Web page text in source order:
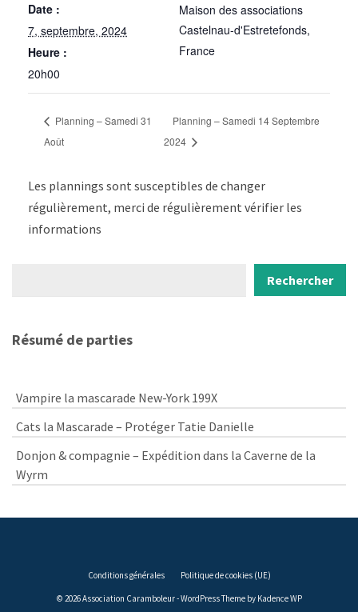
Date :
7, septembre, 2024
Heure :
20h00
Maison des associations
Castelnau-d'Estretefonds,
France
Planning – Samedi 31
Août
Planning – Samedi 14 Septembre
2024
Les plannings sont susceptibles de changer
régulièrement, merci de régulièrement vérifier les
informations
Rechercher
Résumé de parties
Vampire la mascarade New-York 199X
Cats la Mascarade – Protéger Tatie Danielle
Donjon & compagnie – Expédition dans la Caverne de la
Wyrm
Conditions générales Politique de cookies (UE)
© 2026 Association Caramboleur - WordPress Theme by Kadence WP